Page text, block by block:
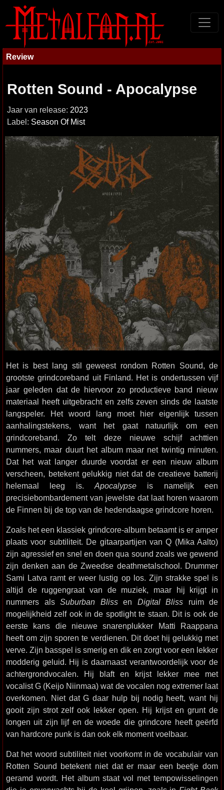
Review
Rotten Sound - Apocalypse
Jaar van release: 2023
Label: Season Of Mist
Het is best lang stil geweest rondom Rotten Sound, de
grootste grindcoreband uit Finland. Het is ondertussen vijf
jaar geleden dat de hiervoor zo productieve band nieuw
materiaal heeft uitgebracht en zelfs zeven sinds de laatste
langspeler. Het woord lang moet hier eigenlijk tussen
aanhalingstekens, want het gaat natuurlijk om een
grindcoreband. Zo telt deze nieuwe schijf achttien
nummers, maar duurt het album maar net twintig minuten.
Dat het wat langer duurde voordat er een nieuw album
verscheen, betekent gelukkig niet dat de creatieve batterij
helemaal leeg is. Apocalypse is namelijk een
precisiebombardement van jewelste dat laat horen waarom
de Finnen bij de top van de hedendaagse grindcore horen.
Zoals het een klassiek grindcore-album betaamt is er amper
plaats voor subtiliteit. De gitaarpartijen van Q (Mika Aalto)
zijn agressief en snel en doen qua sound zoals we gewend
zijn denken aan de Zweedse deathmetalschool. Drummer
Sami Latva ramt er weer lustig op los. Zijn strakke spel is
altijd de ruggengraat van de muziek, maar hij krijgt in
nummers als Suburban Blissen Digital Bliss ruim de
mogelijkheid zelf ook in de spotlight te staan. Dit is ook de
eerste kans die nieuwe snarenplukker Matti Raappana
heeft om zijn sporen te verdienen. Dit doet hij gelukkig met
verve. Zijn basspel is smerig en dik en zorgt voor een lekker
modderig geluid. Hij is daarnaast verantwoordelijk voor de
achtergrondvocalen. Hij blaft en krijst lekker mee met
vocalist G (Keijo Niinmaa) wat de vocalen nog extremer laat
overkomen. Niet dat G daar hulp bij nodig heeft, want hij
gooit zijn strot zelf ook lekker open. Hij krijst en grunt de
longen uit zijn lijf en de woede die grindcore heeft geërfd
van hardcore punk is dan ook elk moment voelbaar.
Dat het woord subtiliteit niet voorkomt in de vocabulair van
Rotten Sound betekent niet dat er maar een beetje dom
geramd wordt. Het album staat vol met tempowisselingen